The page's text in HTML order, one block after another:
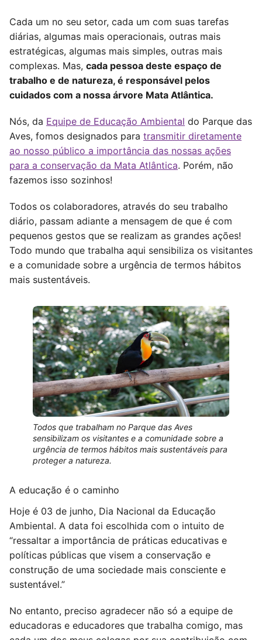
Cada um no seu setor, cada um com suas tarefas
diárias, algumas mais operacionais, outras mais
estratégicas, algumas mais simples, outras mais
complexas. Mas, cada pessoa deste espaço de
trabalho e de natureza, é responsável pelos
cuidados com a nossa árvore Mata Atlântica.
Nós, da Equipe de Educação Ambiental do Parque das
Aves, fomos designados para transmitir diretamente
ao nosso público a importância das nossas ações
para a conservação da Mata Atlântica. Porém, não
fazemos isso sozinhos!
Todos os colaboradores, através do seu trabalho
diário, passam adiante a mensagem de que é com
pequenos gestos que se realizam as grandes ações!
Todo mundo que trabalha aqui sensibiliza os visitantes
e a comunidade sobre a urgência de termos hábitos
mais sustentáveis.
Todos que trabalham no Parque das Aves
sensibilizam os visitantes e a comunidade sobre a
urgência de termos hábitos mais sustentáveis para
proteger a natureza.
A educação é o caminho
Hoje é 03 de junho, Dia Nacional da Educação
Ambiental. A data foi escolhida com o intuito de
“ressaltar a importância de práticas educativas e
políticas públicas que visem a conservação e
construção de uma sociedade mais consciente e
sustentável.”
No entanto, preciso agradecer não só a equipe de
educadoras e educadores que trabalha comigo, mas